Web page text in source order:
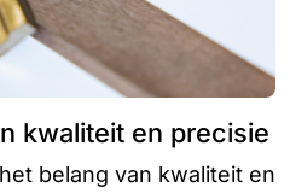
kwaliteit en precisie
belang van kwaliteit en